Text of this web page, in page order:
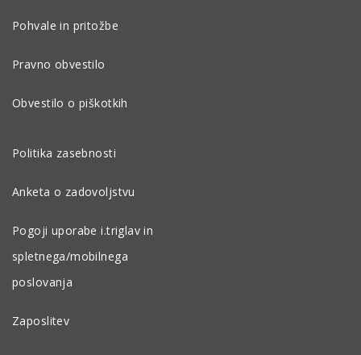
Pohvale in pritožbe
Pravno obvestilo
Obvestilo o piškotkih
Politika zasebnosti
Anketa o zadovoljstvu
Pogoji uporabe i.triglav in
spletnega/mobilnega
poslovanja
Zaposlitev